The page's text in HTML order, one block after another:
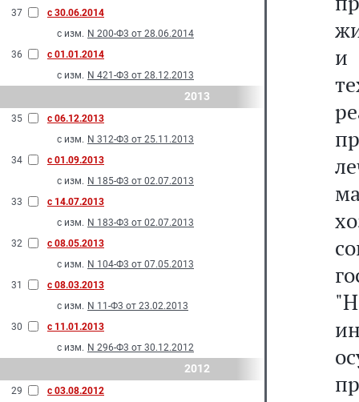
37
с 30.06.2014
с изм. N 200-Ф3 от 28.06.2014
36
с 01.01.2014
с изм. N 421-Ф3 от 28.12.2013
2013
35
с 06.12.2013
с изм. N 312-Ф3 от 25.11.2013
34
с 01.09.2013
с изм. N 185-Ф3 от 02.07.2013
33
с 14.07.2013
с изм. N 183-Ф3 от 02.07.2013
32
с 08.05.2013
с изм. N 104-Ф3 от 07.05.2013
31
с 08.03.2013
с изм. N 11-Ф3 от 23.02.2013
30
с 11.01.2013
с изм. N 296-Ф3 от 30.12.2012
2012
29
с 03.08.2012
и